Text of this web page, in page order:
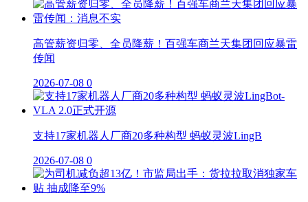
高管薪资归零、全员降薪！百强车商兰天集团回应暴雷
传闻
2026-07-08 0
支持17家机器人厂商20多种构型 蚂蚁灵波LingB
2026-07-08 0